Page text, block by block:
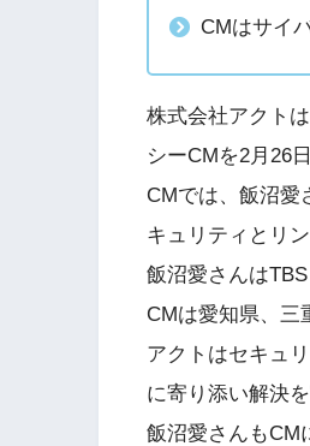
CMはサイ
株式会社アクト
シーCMを2月26
CMでは、飯沼愛
キュリティとリ
飯沼愛さんは
CMは愛知県、三
アクトはセキュ
に寄り添い解決
飯沼愛さんもCM